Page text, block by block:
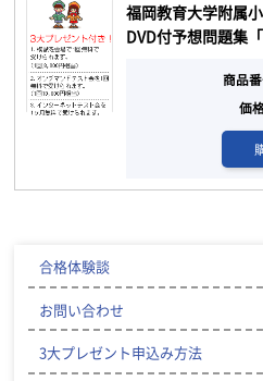
福岡教育大学附属
DVD付予想問題集
商品
価
合格体験談
お問い合わせ
3大プレゼント申込み方法